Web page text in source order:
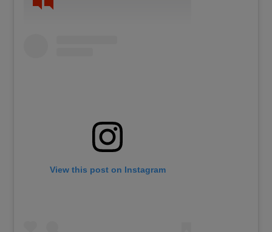
View this post on Instagram